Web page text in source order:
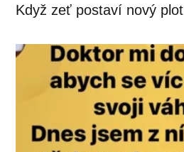
Když zeť postaví nový plot